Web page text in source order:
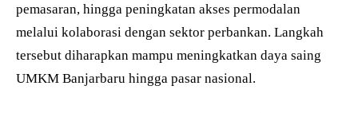
pemasaran, hingga peningkatan akses permodalan
melalui kolaborasi dengan sektor perbankan. Langkah
tersebut diharapkan mampu meningkatkan daya saing
UMKM Banjarbaru hingga pasar nasional.